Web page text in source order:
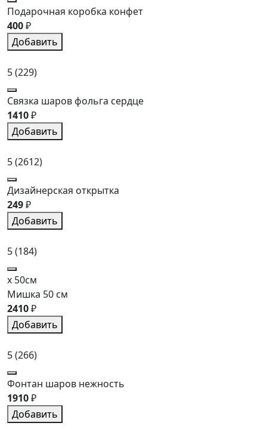
Подарочная коробка конфет
400₽
Добавить
5(229)
Связка шаров фольга сердце
1410₽
Добавить
5(2612)
Дизайнерская открытка
249₽
Добавить
5(184)
x 50см
Мишка 50 см
2410₽
Добавить
5(266)
Фонтан шаров нежность
1910₽
Добавить